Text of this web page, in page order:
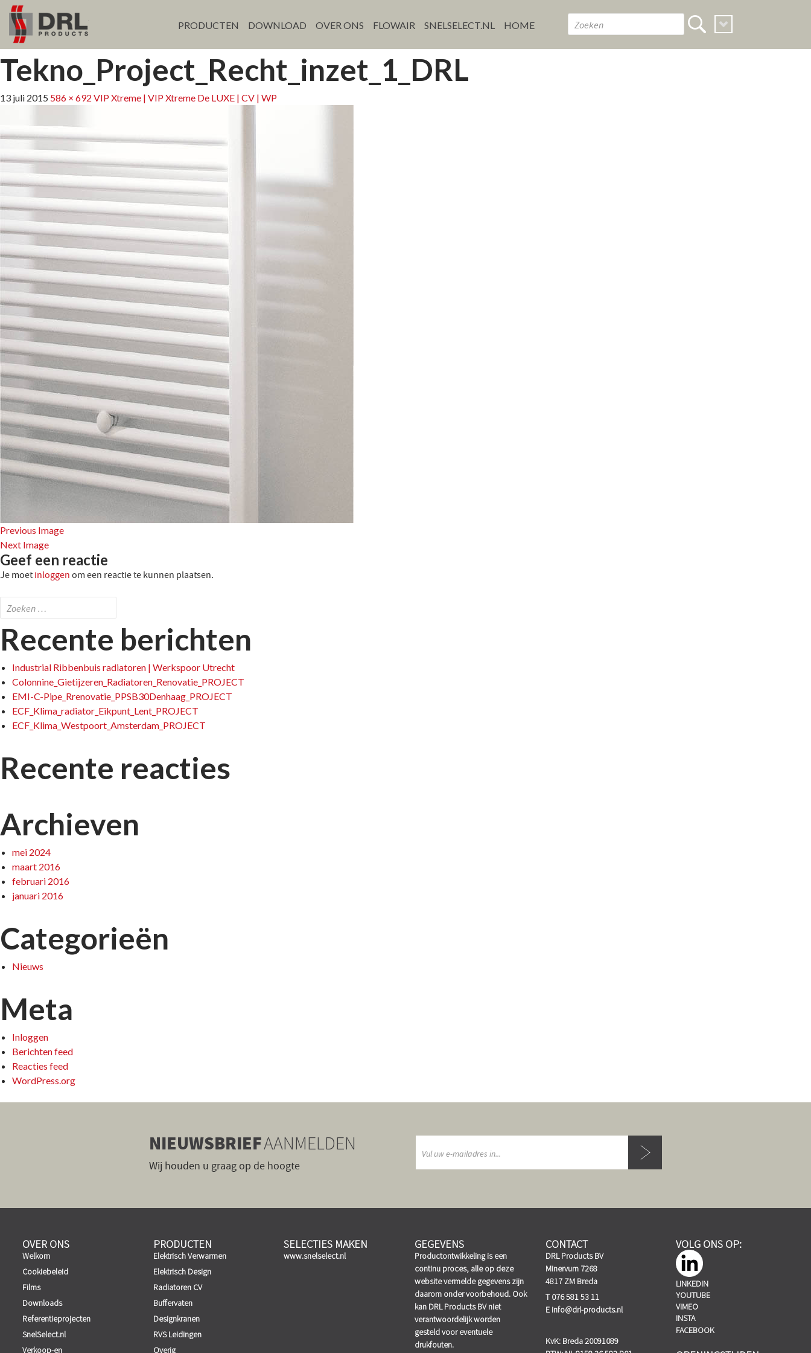
PRODUCTEN DOWNLOAD OVER ONS FLOWAIR SNELSELECT.NL HOME
Tekno_Project_Recht_inzet_1_DRL
13 juli 2015 586 × 692 VIP Xtreme | VIP Xtreme De LUXE | CV | WP
Previous Image
Next Image
Geef een reactie
Je moet inloggen om een reactie te kunnen plaatsen.
Zoeken
naar:
Recente berichten
Industrial Ribbenbuis radiatoren | Werkspoor Utrecht
Colonnine_Gietijzeren_Radiatoren_Renovatie_PROJECT
EMI-C-Pipe_Rrenovatie_PPSB30Denhaag_PROJECT
ECF_Klima_radiator_Eikpunt_Lent_PROJECT
ECF_Klima_Westpoort_Amsterdam_PROJECT
Recente reacties
Archieven
mei 2024
maart 2016
februari 2016
januari 2016
Categorieën
Nieuws
Meta
Inloggen
Berichten feed
Reacties feed
WordPress.org
NIEUWSBRIEFAANMELDEN
Wij houden u graag op de hoogte
OVER ONS
Welkom
Cookiebeleid
Films
Downloads
Referentieprojecten
SnelSelect.nl
Verkoop-en
PRODUCTEN
Elektrisch Verwarmen
Elektrisch Design
Radiatoren CV
Buffervaten
Designkranen
RVS Leidingen
Overig
SELECTIES MAKEN
www.snelselect.nl
GEGEVENS
Productontwikkeling is een
continu proces, alle op deze
website vermelde gegevens zijn
daarom onder voorbehoud. Ook
kan DRL Products BV niet
verantwoordelijk worden
gesteld voor eventuele
drukfouten.
CONTACT
DRL Products BV
Minervum 7268
4817 ZM Breda
T 076 581 53 11
E info@drl-products.nl
KvK: Breda 20091089
VOLG ONS OP:
LINKEDIN
YOUTUBE
VIMEO
INSTA
FACEBOOK